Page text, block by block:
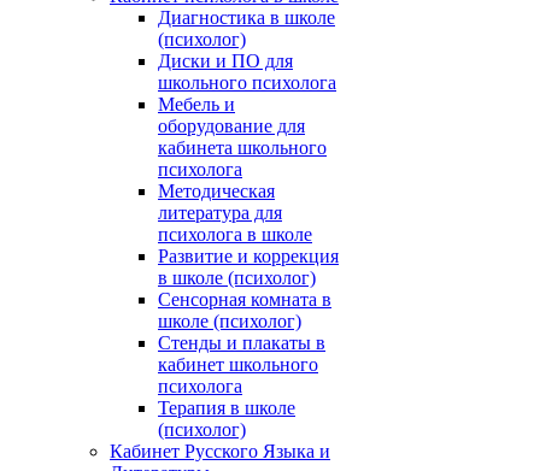
Диагностика в школе
(психолог)
Диски и ПО для
школьного психолога
Мебель и
оборудование для
кабинета школьного
психолога
Методическая
литература для
психолога в школе
Развитие и коррекция
в школе (психолог)
Сенсорная комната в
школе (психолог)
Стенды и плакаты в
кабинет школьного
психолога
Терапия в школе
(психолог)
Кабинет Русского Языка и